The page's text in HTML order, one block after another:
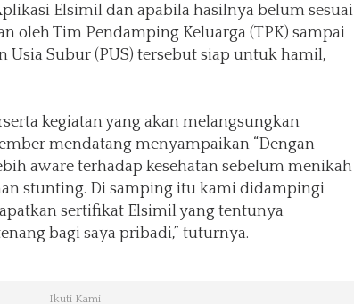
Elsimil dan apabila hasilnya belum sesuai
oleh Tim Pendamping Keluarga (TPK) sampai
Usia Subur (PUS) tersebut siap untuk hamil,
kegiatan yang akan melangsungkan
mendatang menyampaikan “Dengan
aware terhadap kesehatan sebelum menikah
stunting. Di samping itu kami didampingi
sertifikat Elsimil yang tentunya
bagi saya pribadi,” tuturnya.
Ikuti Kami